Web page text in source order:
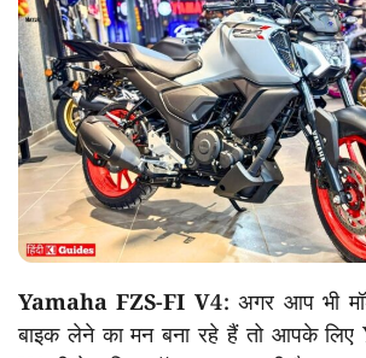
Yamaha FZS-FI V4: अगर आप भी
बाइक लेने का मन बना रहे हैं तो आपके